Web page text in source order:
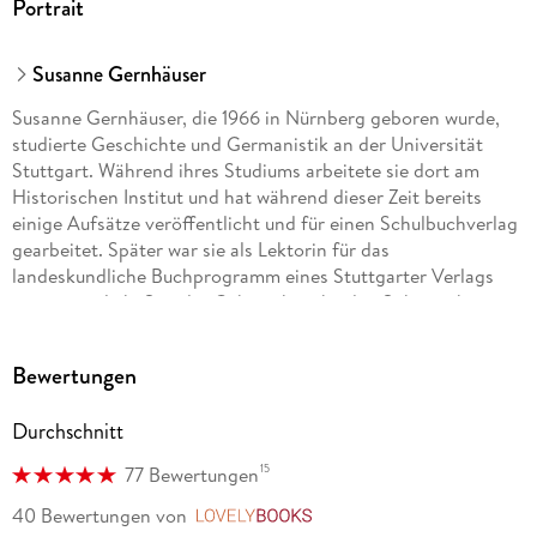
Portrait
Susanne Gernhäuser
Susanne Gernhäuser, die 1966 in Nürnberg geboren wurde,
studierte Geschichte und Germanistik an der Universität
Stuttgart. Während ihres Studiums arbeitete sie dort am
Historischen Institut und hat während dieser Zeit bereits
einige Aufsätze veröffentlicht und für einen Schulbuchverlag
gearbeitet. Später war sie als Lektorin für das
landeskundliche Buchprogramm eines Stuttgarter Verlags
verantwortlich. Seit der Geburt ihrer beiden Söhne arbeitet
Buchverlag geschrieben. Sie lebt in der Nähe des Bodensees.
Bewertungen
Durchschnitt
77 Bewertungen15
40 Bewertungen von